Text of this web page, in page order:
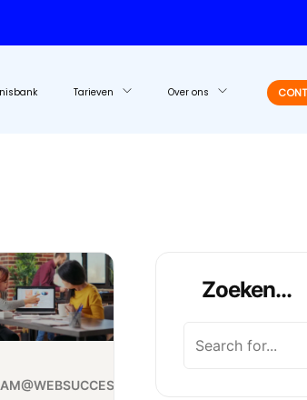
Tarieven Over ons
Zoeken...